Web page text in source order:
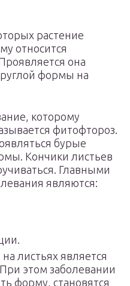
растение
относится
она
формы на
которому
фитофтороз.
бурые
Кончики листьев
Главными
являются:
листьях является
этом заболевании
форму, становятся